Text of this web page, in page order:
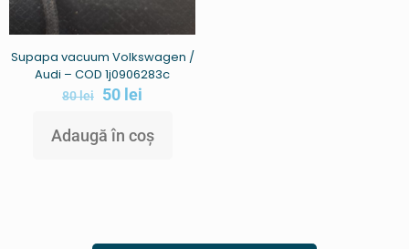
Supapa vacuum Volkswagen /
Audi – COD 1j0906283c
80lei 50 lei
Adaugă în coș